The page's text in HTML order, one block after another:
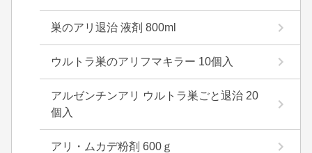
巣のアリ退治 液剤 800ml
ウルトラ巣のアリフマキラー 10個入
アルゼンチンアリ ウルトラ巣ごと退治 20
個入
アリ・ムカデ粉剤 600ｇ